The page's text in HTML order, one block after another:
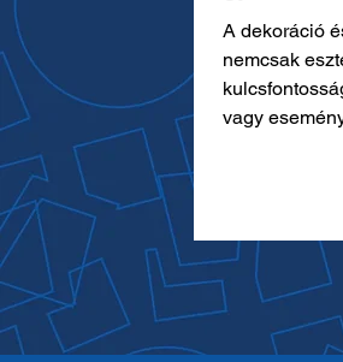
A dekoráció
nemcsak
vagy